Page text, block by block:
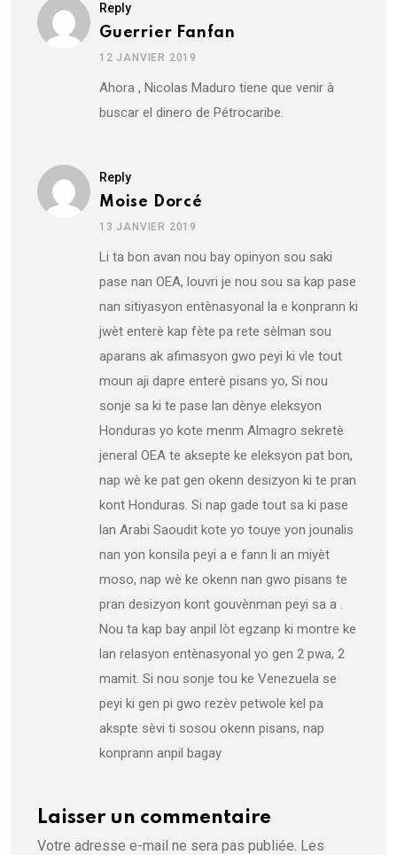
Reply
Guerrier Fanfan
12 JANVIER 2019
Ahora , Nicolas Maduro tiene que venir à
buscar el dinero de Pétrocaribe.
Reply
Moise Dorcé
13 JANVIER 2019
Li ta bon avan nou bay opinyon sou saki
pase nan OEA, louvri je nou sou sa kap pase
nan sitiyasyon entènasyonal la e konprann ki
jwèt enterè kap fète pa rete sèlman sou
aparans ak afimasyon gwo peyi ki vle tout
moun aji dapre enterè pisans yo, Si nou
sonje sa ki te pase lan dènye eleksyon
Honduras yo kote menm Almagro sekretè
jeneral OEA te aksepte ke eleksyon pat bon,
nap wè ke pat gen okenn desizyon ki te pran
kont Honduras. Si nap gade tout sa ki pase
lan Arabi Saoudit kote yo touye yon jounalis
nan yon konsila peyi a e fann li an miyèt
moso, nap wè ke okenn nan gwo pisans te
pran desizyon kont gouvènman peyi sa a .
Nou ta kap bay anpil lòt egzanp ki montre ke
lan relasyon entènasyonal yo gen 2 pwa, 2
mamit. Si nou sonje tou ke Venezuela se
peyi ki gen pi gwo rezèv petwole kel pa
akspte sèvi ti sosou okenn pisans, nap
konprann anpil bagay
Laisser un commentaire
Votre adresse e-mail ne sera pas publiée. Les